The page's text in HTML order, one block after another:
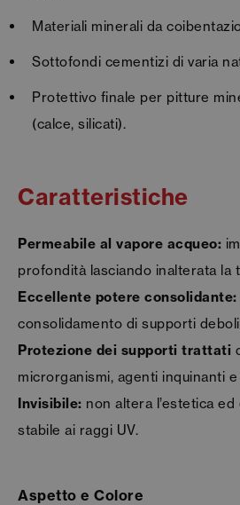
Materiali minerali da
Sottofondi cementizi di varia
Protettivo finale per pitture
(calce, silicati).
Caratteristiche
Permeabile al vapore acqueo:
profondità lasciando inalterata la
Eccellente potere consolidante:
consolidamento di supporti
Protezione dei supporti trattati
microrganismi, agenti inquinanti
Invisibile: non altera l’estetica
stabile ai raggi UV.
Aspetto e Colore